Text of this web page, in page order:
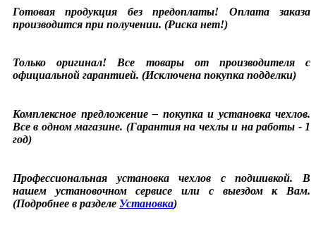
Готовая продукция без предоплаты! Оплата заказа
производится при получении. (Риска нет!)
Только оригинал! Все товары от производителя с
официальной гарантией. (Исключена покупка подделки)
Комплексное предложение – покупка и установка чехлов.
Все в одном магазине. (Гарантия на чехлы и на работы - 1
год)
Профессиональная установка чехлов с подшивкой. В
нашем установочном сервисе или с выездом к Вам.
(Подробнее в разделе Установка)